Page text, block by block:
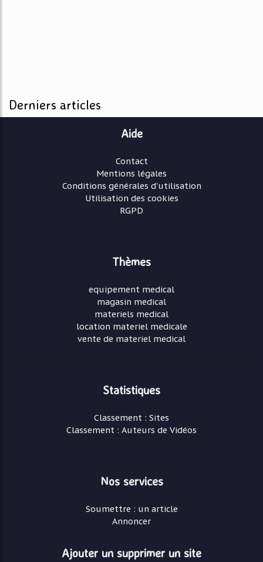
Derniers articles
Aide
Contact
Mentions légales
Conditions générales d'utilisation
Utilisation des cookies
RGPD
Thèmes
equipement medical
magasin medical
materiels medical
location materiel medicale
vente de materiel medical
Statistiques
Classement : Sites
Classement : Auteurs de Vidéos
Nos services
Soumettre : un article
Annoncer
Ajouter un supprimer un site